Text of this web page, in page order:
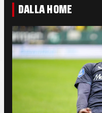
DALLA HOME